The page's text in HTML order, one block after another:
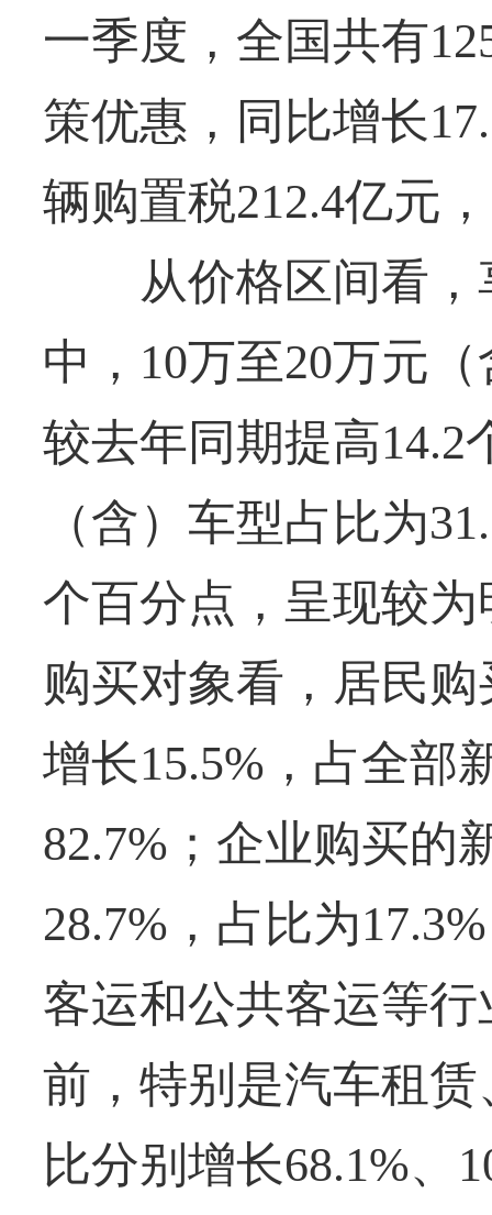
一季度，全国共有
策优惠，同比增长
辆购置税212.4亿元
从价格区间看，
中，10万至20万元
较去年同期提高14.2
（含）车型占比为
个百分点，呈现较
购买对象看，居民
增长15.5%，占全部
82.7%；企业购买的
28.7%，占比为
客运和公共客运等
前，特别是汽车租
比分别增长68.1%、